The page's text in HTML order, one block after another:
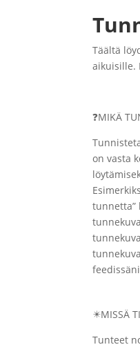
Täältä
aikuisille.
❓MIKÄ
on vasta
tunnetta”
✴️MISSÄ
Tunteet